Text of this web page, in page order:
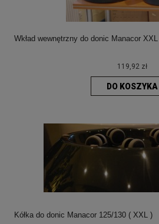
Wkład wewnętrzny do donic Manacor XXL
119,92 zł
DO KOSZYKA
Kółka do donic Manacor 125/130 ( XXL )